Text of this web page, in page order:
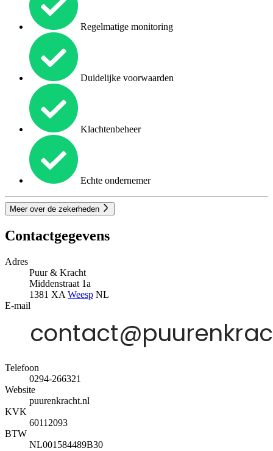
Regelmatige monitoring
Duidelijke voorwaarden
Klachtenbeheer
Echte ondernemer
Meer over de zekerheden
Contactgegevens
Adres
Puur & Kracht
Middenstraat 1a
1381 XA Weesp NL
E-mail
Telefoon
0294-266321
Website
puurenkracht.nl
KVK
60112093
BTW
NL001584489B30